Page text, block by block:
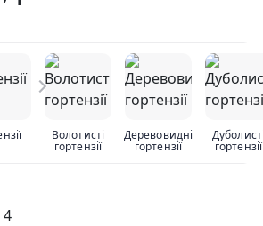
Волотисті
гортензії
Деревовидні
гортензії гортензії
4